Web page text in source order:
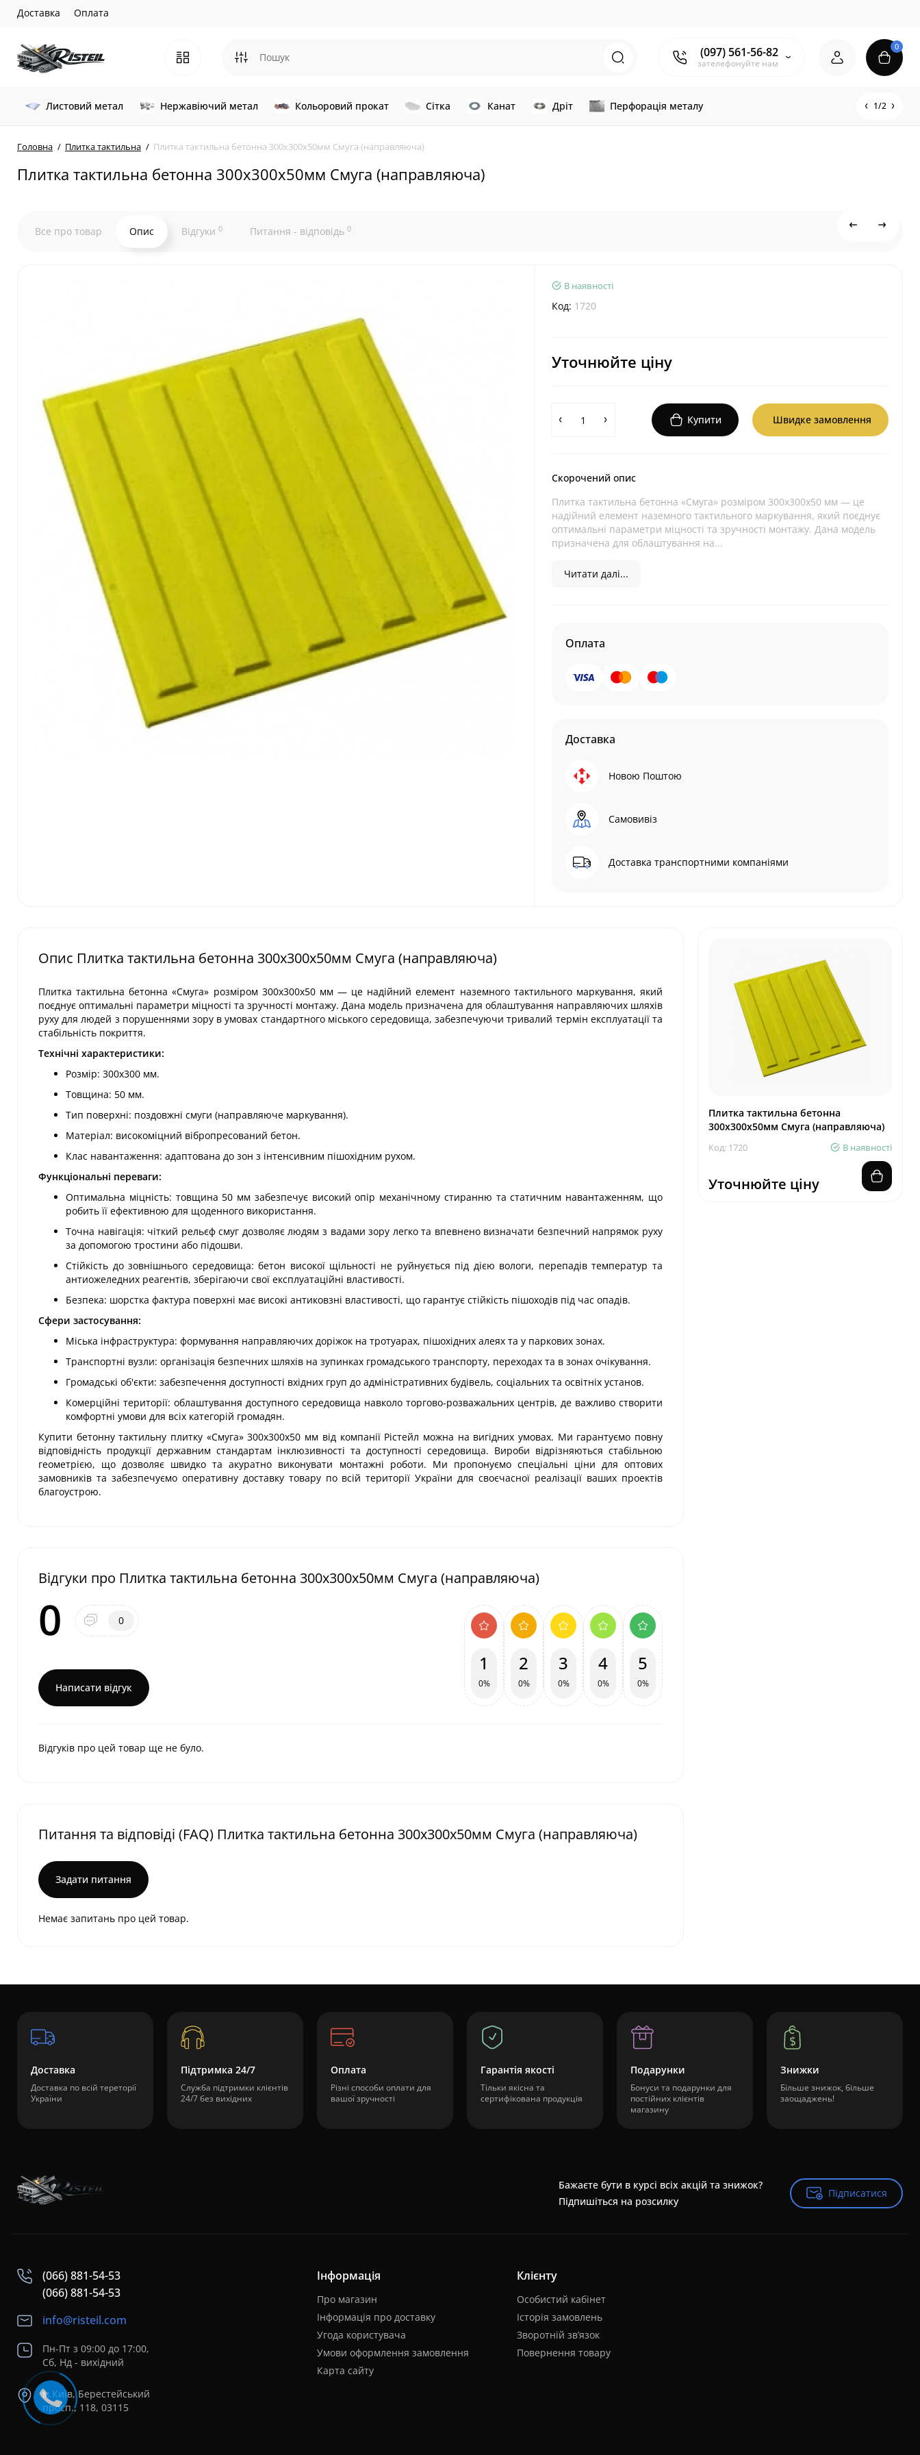
Доставка Оплата
(097) 561-56-82
зателефонуйте нам
0
Листовий метал Нержавіючий метал Кольоровий прокат Сітка Канат Дріт Перфорація металу 1/2
Головна Плитка тактильна Плитка тактильна бетонна 300х300х50мм Смуга (направляюча)
Плитка тактильна бетонна 300х300х50мм Смуга (направляюча)
Все про товар Опис Відгуки 0 Питання - відповідь 0
В наявності
Код: 1720
Уточнюйте ціну
Купити Швидке замовлення
Скорочений опис
Плитка тактильна бетонна «Смуга» розміром 300х300х50 мм — це
надійний елемент наземного тактильного маркування, який поєднує
оптимальні параметри міцності та зручності монтажу. Дана модель
призначена для облаштування на...
Читати далі...
Оплата
Доставка
Новою Поштою
Самовивіз
Доставка транспортними компаніями
Опис Плитка тактильна бетонна 300х300х50мм Смуга (направляюча)
Плитка тактильна бетонна «Смуга» розміром 300х300х50 мм — це надійний елемент наземного тактильного маркування, який
поєднує оптимальні параметри міцності та зручності монтажу. Дана модель призначена для облаштування направляючих шляхів
руху для людей з порушеннями зору в умовах стандартного міського середовища, забезпечуючи тривалий термін експлуатації та
стабільність покриття.
Технічні характеристики:
Розмір: 300х300 мм.
Товщина: 50 мм.
Тип поверхні: поздовжні смуги (направляюче маркування).
Матеріал: високоміцний вібропресований бетон.
Клас навантаження: адаптована до зон з інтенсивним пішохідним рухом.
Функціональні переваги:
Оптимальна міцність: товщина 50 мм забезпечує високий опір механічному стиранню та статичним навантаженням, що
робить її ефективною для щоденного використання.
Точна навігація: чіткий рельєф смуг дозволяє людям з вадами зору легко та впевнено визначати безпечний напрямок руху
за допомогою тростини або підошви.
Стійкість до зовнішнього середовища: бетон високої щільності не руйнується під дією вологи, перепадів температур та
антиожеледних реагентів, зберігаючи свої експлуатаційні властивості.
Безпека: шорстка фактура поверхні має високі антиковзні властивості, що гарантує стійкість пішоходів під час опадів.
Сфери застосування:
Міська інфраструктура: формування направляючих доріжок на тротуарах, пішохідних алеях та у паркових зонах.
Транспортні вузли: організація безпечних шляхів на зупинках громадського транспорту, переходах та в зонах очікування.
Громадські об'єкти: забезпечення доступності вхідних груп до адміністративних будівель, соціальних та освітніх установ.
Комерційні території: облаштування доступного середовища навколо торгово-розважальних центрів, де важливо створити
комфортні умови для всіх категорій громадян.
Купити бетонну тактильну плитку «Смуга» 300х300х50 мм від компанії Рістейл можна на вигідних умовах. Ми гарантуємо повну
відповідність продукції державним стандартам інклюзивності та доступності середовища. Вироби відрізняються стабільною
геометрією, що дозволяє швидко та акуратно виконувати монтажні роботи. Ми пропонуємо спеціальні ціни для оптових
замовників та забезпечуємо оперативну доставку товару по всій території України для своєчасної реалізації ваших проектів
благоустрою.
Відгуки про Плитка тактильна бетонна 300х300х50мм Смуга (направляюча)
0 0
Написати відгук
1
0%
2
0%
3
0%
4
0%
5
0%
Відгуків про цей товар ще не було.
Питання та відповіді (FAQ) Плитка тактильна бетонна 300х300х50мм Смуга (направляюча)
Задати питання
Немає запитань про цей товар.
Плитка тактильна бетонна
300х300х50мм Смуга (направляюча)
Код: 1720 В наявності
Уточнюйте ціну
Доставка
Доставка по всій тереторії
України
Підтримка 24/7
Служба підтримки клієнтів
24/7 без вихідних
Оплата
Різні способи оплати для
вашої зручності
Гарантія якості
Тільки якісна та
сертифікована продукція
Подарунки
Бонуси та подарунки для
постійних клієнтів
магазину
Знижки
Більше знижок, більше
заощаджень!
Бажаєте бути в курсі всіх акцій та знижок?
Підпишіться на розсилку
Підписатися
Підписатися
(066) 881-54-53
(066) 881-54-53
info@risteil.com
Пн-Пт з 09:00 до 17:00,
Сб, Нд - вихідний
м.Київ, Берестейський
просп., 118, 03115
Інформація
Про магазин
Інформація про доставку
Угода користувача
Умови оформлення замовлення
Карта сайту
Клієнту
Особистий кабінет
Історія замовлень
Зворотній зв’язок
Повернення товару